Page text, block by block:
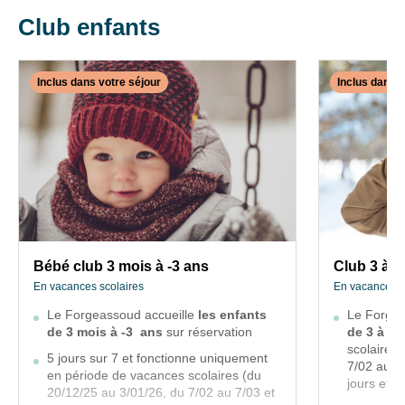
30/09/25
ANCV
acceptés.
VACAF.
Club enfants
Inclus dans votre séjour
Bébé club 3 mois à -3 ans
En vacances scolaires
Le Forgeassoud accueille les enfants
de 3 mois à -3 ans sur réservation
5 jours sur 7 et fonctionne uniquement
en période de vacances scolaires (du
20/12/25 au 3/01/26, du 7/02 au 7/03 et
INCLUS
DANS
VOTRE
SÉJOUR
Bébé
club
3
mois
-3
En
vacances
scolaires
Inclus dans
Club 3 à -
En vacances
Le
de 3 à -
scolaires
7/02 au
jours et
INCLUS
DANS
VOTRE
SÉJOUR
Club
à
-17
ans
En
vacances
scolaires
liens
de
ou
en
écrivant
à
contact-
RGPD@vtf-
vacances.com.
Plus
d’info
sur
politique
de
confidentialité
sur
page
mentions
légales